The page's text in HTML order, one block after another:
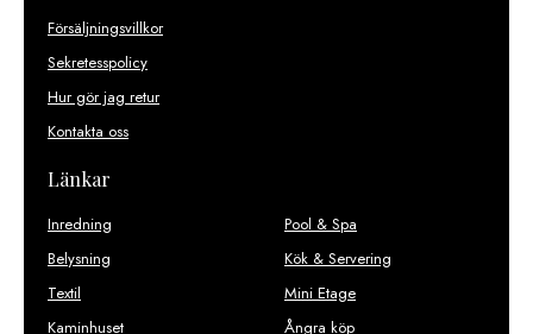
Försäljningsvillkor
Sekretesspolicy
Hur gör jag retur
Kontakta oss
Länkar
Inredning
Belysning
Textil
Kaminhuset
Pool & Spa
Kök & Servering
Mini Etage
Ångra köp